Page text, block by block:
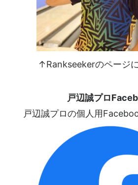
↑Rankseekerのページ
戸辺誠プロ
戸辺誠プロの個人用